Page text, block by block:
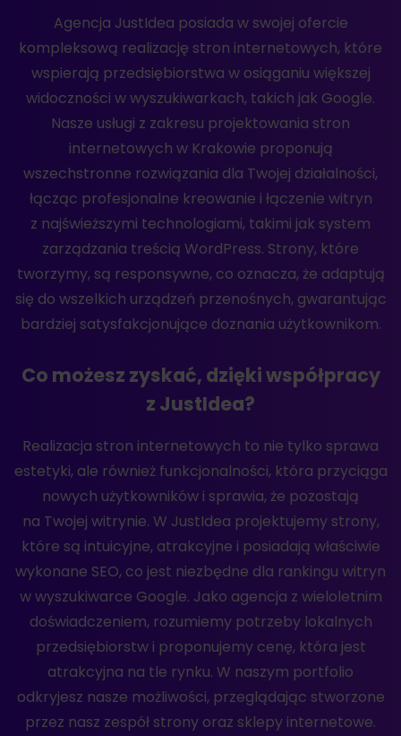
Agencja JustIdea posiada w swojej ofercie
kompleksową realizację stron internetowych, które
wspierają przedsiębiorstwa w osiąganiu większej
widoczności w wyszukiwarkach, takich jak Google.
Nasze usługi z zakresu projektowania stron
internetowych w Krakowie proponują
wszechstronne rozwiązania dla Twojej działalności,
łącząc profesjonalne kreowanie i łączenie witryn
z najświeższymi technologiami, takimi jak system
zarządzania treścią WordPress. Strony, które
tworzymy, są responsywne, co oznacza, że adaptują
się do wszelkich urządzeń przenośnych, gwarantując
bardziej satysfakcjonujące doznania użytkownikom.
Co możesz zyskać, dzięki współpracy
z JustIdea?
Realizacja stron internetowych to nie tylko sprawa
estetyki, ale również funkcjonalności, która przyciąga
nowych użytkowników i sprawia, że pozostają
na Twojej witrynie. W JustIdea projektujemy strony,
które są intuicyjne, atrakcyjne i posiadają właściwie
wykonane SEO, co jest niezbędne dla rankingu witryn
w wyszukiwarce Google. Jako agencja z wieloletnim
doświadczeniem, rozumiemy potrzeby lokalnych
przedsiębiorstw i proponujemy cenę, która jest
atrakcyjna na tle rynku. W naszym portfolio
odkryjesz nasze możliwości, przeglądając stworzone
przez nasz zespół strony oraz sklepy internetowe.